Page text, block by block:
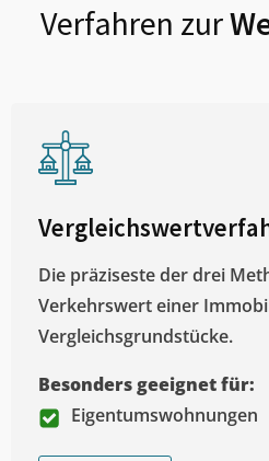
Verfahren zur
Die präziseste der drei
Verkehrswert einer
Vergleichsgrundstücke.
Besonders geeignet für:
Eigentumswohnungen